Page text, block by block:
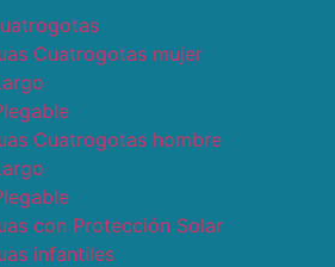
Cuatrogotas mujer
Cuatrogotas hombre
con Protección Solar
infantiles